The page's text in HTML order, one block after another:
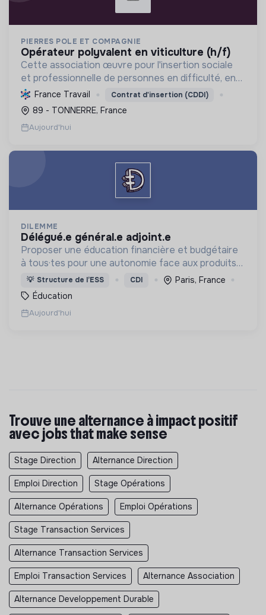
PIERRES POLE ET COMPAGNIE
opérateur polyvalent en viticulture (h/f)
Cette association œuvre pour l'insertion sociale
et professionnelle de personnes en difficulté, en
proposant divers services (viticulture, espaces
verts, encombrants, sous-traitance, nettoyage)
contri...
France Travail Contrat d'insertion (CDDI)
89 - TONNERRE, France
Aujourd'hui
DILEMME
délégué.e général.e adjoint.e
Proposer une éducation financière et budgétaire
à tous·tes pour une autonomie face aux produits
financiers, bancaires et assurantiels et briser le
tabou autour de l'argent.
💡 Structure de l’ESS CDI
Paris, France
Éducation
Aujourd'hui
Trouve une alternance à impact positif
avec jobs that make sense
Stage Direction Alternance Direction
Emploi Direction Stage Opérations
Alternance Opérations Emploi Opérations
Stage Transaction Services
Alternance Transaction Services
Emploi Transaction Services Alternance Association
Alternance Developpement Durable